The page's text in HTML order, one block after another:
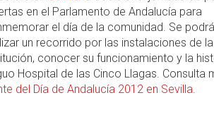
en el Parlamento de Andalucía para
el día de la comunidad. Se
un recorrido por las instalaciones de la
conocer su funcionamiento y la
Hospital de las Cinco Llagas. Consulta
del Día de Andalucía 2012 en Sevilla.